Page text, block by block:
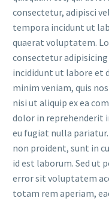
consectetur, adipisci
tempora incidunt ut
quaerat voluptatem.
consectetur
incididunt ut labore et
minim veniam, quis
nisi ut aliquip ex ea
dolor in reprehenderit
eu fugiat nulla
non proident, sunt in
id est laborum. Sed ut
error sit voluptatem
totam rem aperiam,